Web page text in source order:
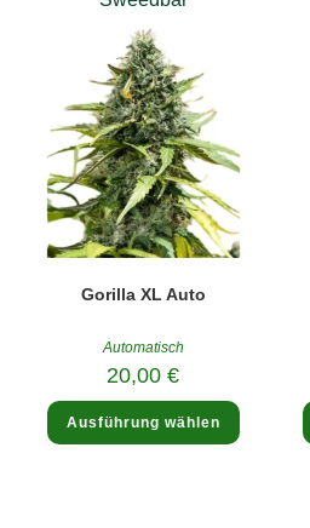
werden
Gorilla XL Auto
Automatisch
20,00€
Ausführung wählen
Dieses
weist